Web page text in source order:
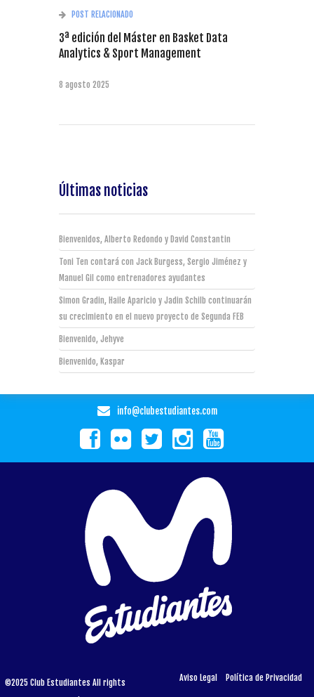
POST RELACIONADO
3ª edición del Máster en Basket Data
Analytics & Sport Management
8 agosto 2025
Últimas noticias
Bienvenidos, Alberto Redondo y David Constantin
Toni Ten contará con Jack Burgess, Sergio Jiménez y
Manuel Gil como entrenadores ayudantes
Simon Gradin, Haile Aparicio y Jadin Schilb continuarán
su crecimiento en el nuevo proyecto de Segunda FEB
Bienvenido, Jehyve
Bienvenido, Kaspar
info@clubestudiantes.com
©2025 Club Estudiantes All rights
Aviso Legal Política de Privacidad